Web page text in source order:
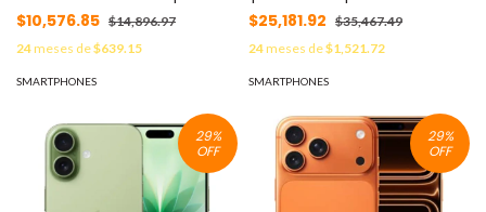
12+256GB color Azul MOD: XI-
POCO X8 PROMAX-12+256-
AZUL
$10,576.85 $14,896.97
24meses de$639.15
SMARTPHONES
Color Lavanda MOD: IPHONE-
17-256-LAVANDA
$25,181.92 $35,467.49
24meses de$1,521.72
SMARTPHONES
29%
OFF
29%
OFF